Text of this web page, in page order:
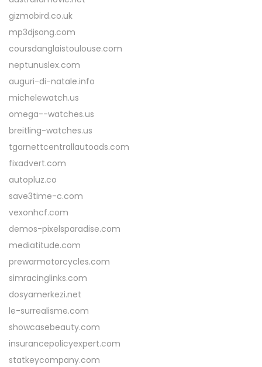
gizmobird.co.uk
mp3djsong.com
coursdanglaistoulouse.com
neptunuslex.com
auguri-di-natale.info
michelewatch.us
omega--watches.us
breitling-watches.us
tgarnettcentrallautoads.com
fixadvert.com
autopluz.co
save3time-c.com
vexonhcf.com
demos-pixelsparadise.com
mediatitude.com
prewarmotorcycles.com
simracinglinks.com
dosyamerkezi.net
le-surrealisme.com
showcasebeauty.com
insurancepolicyexpert.com
statkeycompany.com